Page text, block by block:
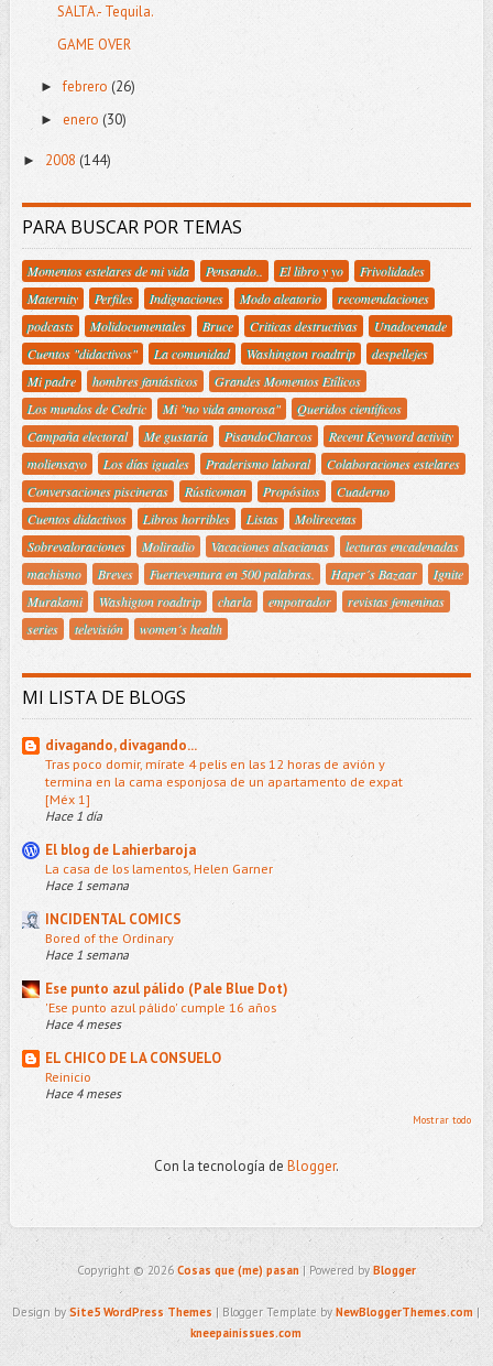
SALTA.- Tequila.
GAME OVER
►febrero (26)
► enero (30)
► 2008 (144)
PARA BUSCAR POR TEMAS
Momentos estelares de mi vida Pensando.. El libro y yo
Frivolidades
Maternity
Perfiles Indignaciones Modo aleatorio
recomendaciones
podcasts
Molidocumentales Bruce Criticas destructivas
Unadocenade
Cuentos "didactivos"
La comunidad Washington roadtrip
despellejes
Mi padre
hombres fantásticos
Grandes Momentos Etílicos
Los mundos de Cedric
Mi "no vida amorosa"
Queridos científicos
Campaña electoral
Me gustaría PisandoCharcos
Recent Keyword activity
moliensayo
Los días iguales Praderismo laboral
Colaboraciones estelares
Conversaciones piscineras
Rústicoman Propósitos
Cuaderno
Cuentos didactivos
Libros horribles Listas
Molirecetas
Sobrevaloraciones
Moliradio Vacaciones alsacianas
lecturas encadenadas
machismo
Breves Fuerteventura en 500 palabras. Haper´s Bazaar
Ignite
Murakami
Washigton roadtrip charla empotrador
revistas femeninas
series
televisión women´s health
MI LISTA DE BLOGS
divagando, divagando...
Tras poco domir, mírate 4 pelis en las 12 horas de avión y
termina en la cama esponjosa de un apartamento de expat
[Méx 1]
Hace 1 día
El blog de Lahierbaroja
La casa de los lamentos, Helen Garner
Hace 1 semana
INCIDENTAL COMICS
Bored of the Ordinary
Hace 1 semana
Ese punto azul pálido (Pale Blue Dot)
'Ese punto azul pálido' cumple 16 años
Hace 4 meses
EL CHICO DE LA CONSUELO
Reinicio
Hace 4 meses
Mostrar todo
Con la tecnología de Blogger.
Copyright © 2026 Cosas que (me) pasan | Powered byBlogger
Design bySite5 WordPress Themes | Blogger Template byNewBloggerThemes.com |
kneepainissues.com